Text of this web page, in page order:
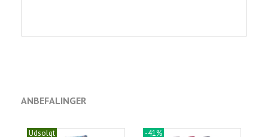
ANBEFALINGER
Udsolgt
-41%